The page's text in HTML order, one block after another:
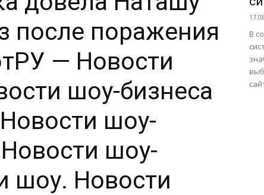
после поражения
— Новости
шоу-бизнеса
шоу-
шоу-
шоу. Новости
В